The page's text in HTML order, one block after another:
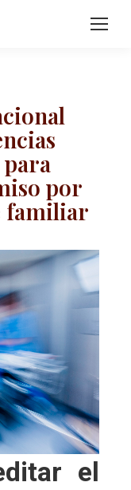
por
familiar
el